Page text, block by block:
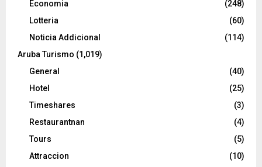
Economia
(248)
Lotteria
(60)
Noticia Addicional
(114)
Aruba Turismo (1,019)
General
(40)
Hotel
(25)
Timeshares
(3)
Restaurantnan
(4)
Tours
(5)
Attraccion
(10)